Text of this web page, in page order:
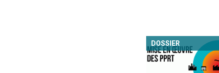
DOSSIER